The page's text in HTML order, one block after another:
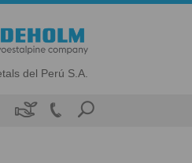
del Perú S.A.
